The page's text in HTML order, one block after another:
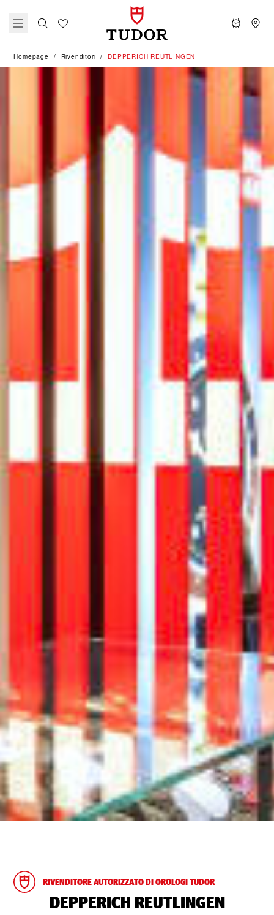
Homepage Rivenditori ‭DEPPERICH REUTLINGEN‬
RIVENDITORE AUTORIZZATO DI OROLOGI TUDOR
‭DEPPERICH REUTLINGEN‬